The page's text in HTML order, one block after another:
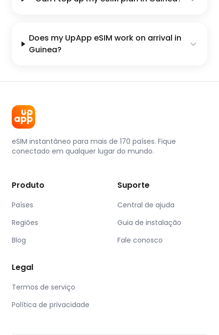
Does my UpApp eSIM work on arrival in
Guinea?
eSIM instantâneo para mais de 170 países. Fique
conectado em qualquer lugar do mundo.
Produto
Países
Regiões
Blog
Suporte
Central de ajuda
Guia de instalação
Fale conosco
Legal
Termos de serviço
Política de privacidade